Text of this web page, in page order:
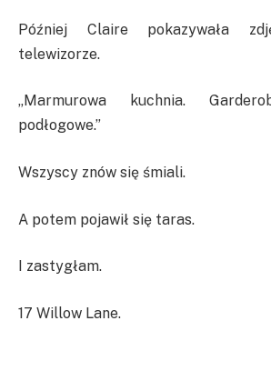
Później Claire pokazywała
telewizorze.
„Marmurowa kuchnia.
podłogowe.”
Wszyscy znów się śmiali.
A potem pojawił się taras.
I zastygłam.
17 Willow Lane.